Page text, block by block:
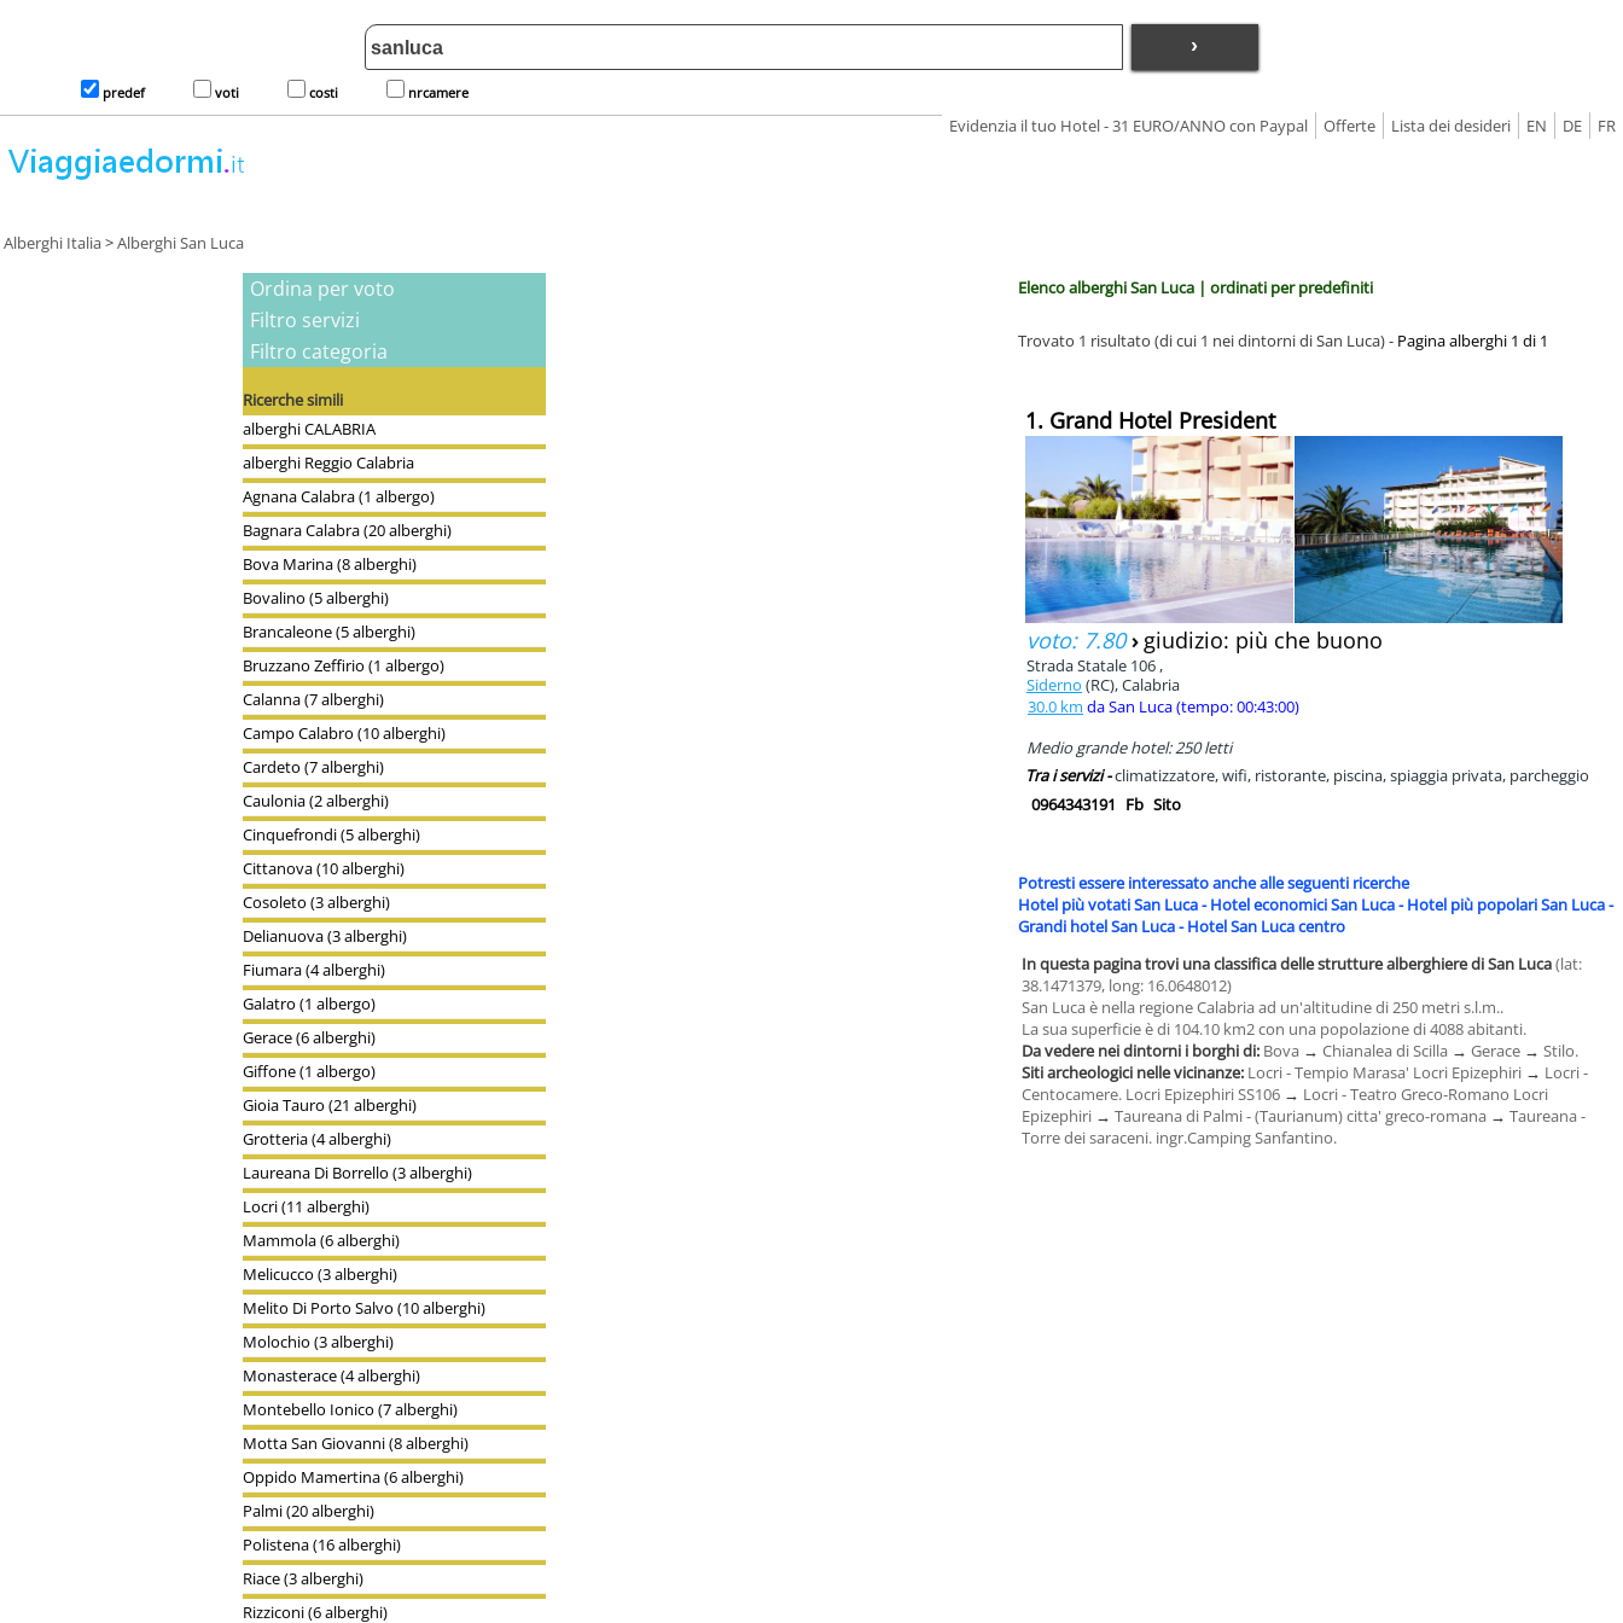
›
predef voti costi nrcamere
FR
DE
EN
Lista dei desideri
Offerte
Evidenzia il tuo Hotel - 31 EURO/ANNO con Paypal
Alberghi Italia>Alberghi San Luca
Elenco alberghi San Luca | ordinati per predefiniti
Trovato 1 risultato (di cui 1 nei dintorni di San Luca) - Pagina alberghi 1 di 1
1. Grand Hotel President
voto: 7.80› giudizio: più che buono
Strada Statale 106 ,
Siderno (RC), Calabria
30.0 km da San Luca (tempo: 00:43:00)
Medio grande hotel: 250 letti
Tra i servizi -climatizzatore, wifi, ristorante, piscina, spiaggia privata, parcheggio
0964343191 Fb Sito
Potresti essere interessato anche alle seguenti ricerche
Hotel più votati San Luca-Hotel economici San Luca-Hotel più popolari San Luca-
Grandi hotel San Luca-Hotel San Luca centro
In questa pagina trovi una classifica delle strutture alberghiere di San Luca(lat:
38.1471379, long: 16.0648012)
San Luca è nella regione Calabria ad un'altitudine di 250 metri s.l.m..
La sua superficie è di 104.10 km2 con una popolazione di 4088 abitanti.
Da vedere nei dintorni i borghi di: Bova → Chianalea di Scilla → Gerace → Stilo.
Siti archeologici nelle vicinanze: Locri - Tempio Marasa' Locri Epizephiri → Locri -
Centocamere. Locri Epizephiri SS106 → Locri - Teatro Greco-Romano Locri
Epizephiri → Taureana di Palmi - (Taurianum) citta' greco-romana → Taureana -
Torre dei saraceni. ingr.Camping Sanfantino.
Ordina per voto
Filtro servizi
Filtro categoria
Ricerche simili
alberghi CALABRIA
alberghi Reggio Calabria
Agnana Calabra (1 albergo)
Bagnara Calabra (20 alberghi)
Bova Marina (8 alberghi)
Bovalino (5 alberghi)
Brancaleone (5 alberghi)
Bruzzano Zeffirio (1 albergo)
Calanna (7 alberghi)
Campo Calabro (10 alberghi)
Cardeto (7 alberghi)
Caulonia (2 alberghi)
Cinquefrondi (5 alberghi)
Cittanova (10 alberghi)
Cosoleto (3 alberghi)
Delianuova (3 alberghi)
Fiumara (4 alberghi)
Galatro (1 albergo)
Gerace (6 alberghi)
Giffone (1 albergo)
Gioia Tauro (21 alberghi)
Grotteria (4 alberghi)
Laureana Di Borrello (3 alberghi)
Locri (11 alberghi)
Mammola (6 alberghi)
Melicucco (3 alberghi)
Melito Di Porto Salvo (10 alberghi)
Molochio (3 alberghi)
Monasterace (4 alberghi)
Montebello Ionico (7 alberghi)
Motta San Giovanni (8 alberghi)
Oppido Mamertina (6 alberghi)
Palmi (20 alberghi)
Polistena (16 alberghi)
Riace (3 alberghi)
Rizziconi (6 alberghi)